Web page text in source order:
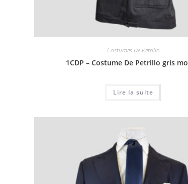
Costumes De Petrillo
1CDP – Costume De Petrillo gris
Lire la suite